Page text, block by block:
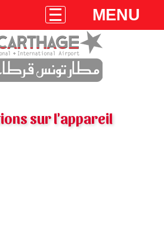
MENU
sur l'appareil